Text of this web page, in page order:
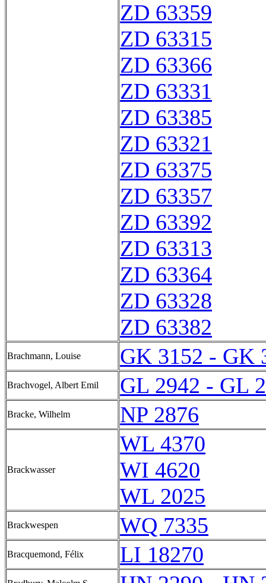
ZD 63359
ZD 63315
ZD 63366
ZD 63331
ZD 63385
ZD 63321
ZD 63375
ZD 63357
ZD 63392
ZD 63313
ZD 63364
ZD 63328
ZD 63382
Brachmann, Louise GK 3152 - GK
Brachvogel, Albert Emil GL 2942 - GL
Bracke, Wilhelm NP 2876
Brackwasser
WL 4370
WI 4620
WL 2025
Brackwespen WQ 7335
Bracquemond, Félix LI 18270